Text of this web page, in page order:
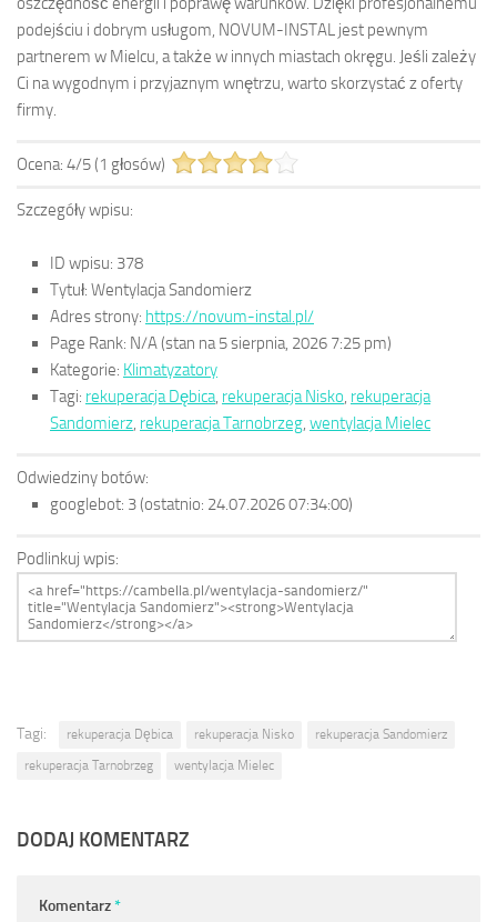
podejściu i dobrym usługom, NOVUM-INSTAL jest pewnym
partnerem w Mielcu, a także w innych miastach okręgu. Jeśli zależy
Ci na wygodnym i przyjaznym wnętrzu, warto skorzystać z oferty
firmy.
Ocena: 4/5(1 głosów)
Szczegóły wpisu:
ID wpisu: 378
Tytuł: Wentylacja Sandomierz
Adres strony: https://novum-instal.pl/
Page Rank: N/A(stan na 5 sierpnia, 2026 7:25 pm)
Kategorie: Klimatyzatory
Tagi: rekuperacja Dębica, rekuperacja Nisko, rekuperacja
Sandomierz, rekuperacja Tarnobrzeg, wentylacja Mielec
Odwiedziny botów:
googlebot: 3(ostatnio: 24.07.2026 07:34:00)
Podlinkuj wpis:
Tagi: rekuperacja Dębica rekuperacja Nisko
rekuperacja Sandomierz
rekuperacja Tarnobrzeg
wentylacja Mielec
DODAJ KOMENTARZ
Komentarz*